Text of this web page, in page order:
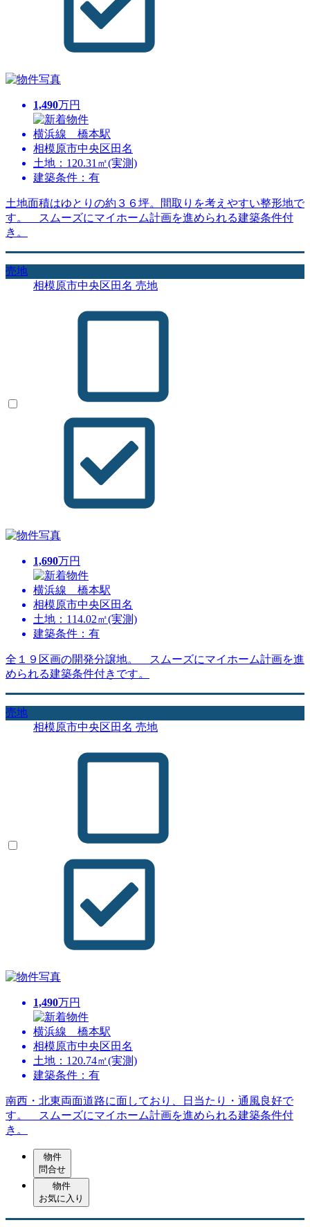
1,490万円
横浜線 橋本駅
相模原市中央区田名
土地：120.31㎡(実測)
建築条件：有
土地面積はゆとりの約３６坪。間取りを考えやすい整形地で
す。 スムーズにマイホーム計画を進められる建築条件付
き。
売地
相模原市中央区田名 売地
1,690万円
横浜線 橋本駅
相模原市中央区田名
土地：114.02㎡(実測)
建築条件：有
全１９区画の開発分譲地。 スムーズにマイホーム計画を進
められる建築条件付きです。
売地
相模原市中央区田名 売地
1,490万円
横浜線 橋本駅
相模原市中央区田名
土地：120.74㎡(実測)
建築条件：有
南西・北東両面道路に面しており、日当たり・通風良好で
す。 スムーズにマイホーム計画を進められる建築条件付
き。
物件
問合せ
物件
お気に入り